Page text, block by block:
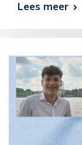
Lees meer